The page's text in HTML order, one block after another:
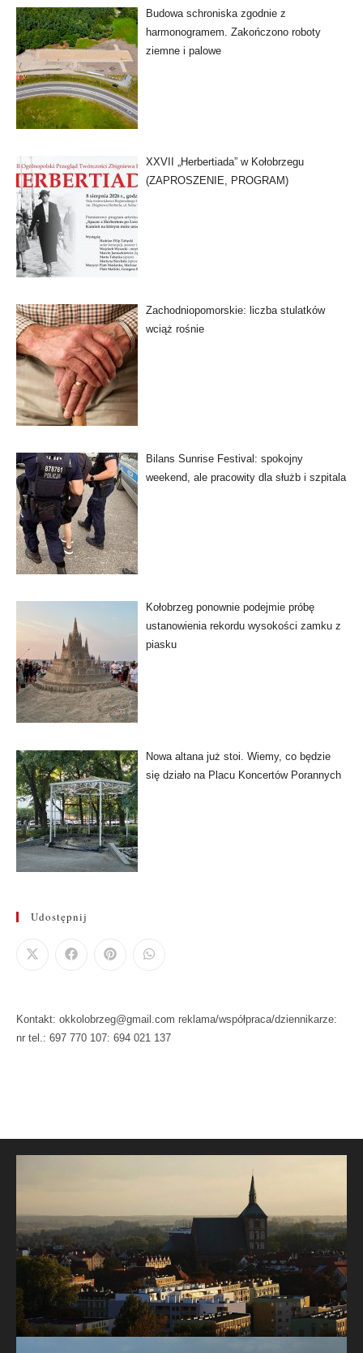
Budowa schroniska zgodnie z
harmonogramem. Zakończono roboty
ziemne i palowe
XXVII „Herbertiada” w Kołobrzegu
(ZAPROSZENIE, PROGRAM)
Zachodniopomorskie: liczba stulatków
wciąż rośnie
Bilans Sunrise Festival: spokojny
weekend, ale pracowity dla służb i szpitala
Kołobrzeg ponownie podejmie próbę
ustanowienia rekordu wysokości zamku z
piasku
Nowa altana już stoi. Wiemy, co będzie
się działo na Placu Koncertów Porannych
Udostępnij
Kontakt: okkolobrzeg@gmail.com reklama/współpraca/dziennikarze:
nr tel.: 697 770 107: 694 021 137